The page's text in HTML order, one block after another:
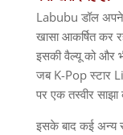
Labubu डॉल
खासा आकर्षित कर
इसकी वैल्यू को और
जबK-Pop स्टार
पर एक तस्वीर साझा
इसके बाद कई अन्य